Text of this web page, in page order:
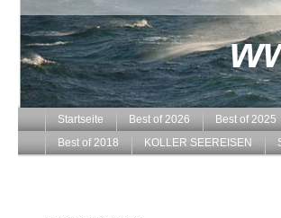
Startseite Best of 2026 Best of 2025
Best of 2018
KOLLER SEEREISEN